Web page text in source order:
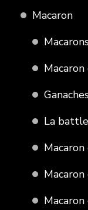
Macaron
La